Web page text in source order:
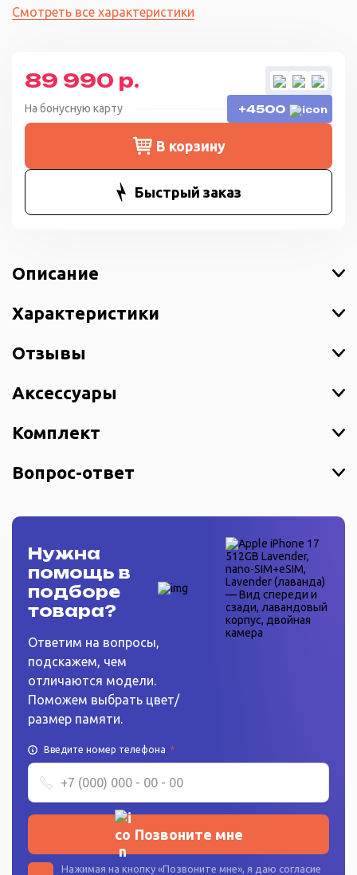
Смотреть все характеристики
89 990 р.
На бонусную карту +4500
В корзину
Быстрый заказ
Описание
Характеристики
Отзывы
Аксессуары
Комплект
Вопрос-ответ
Нужна
помощь в
подборе
товара?
Ответим на вопросы,
подскажем, чем
отличаются модели.
Поможем выбрать цвет/
размер памяти.
Введите номер телефона *
Позвоните мне
Нажимая на кнопку «Позвоните мне», я даю согласие